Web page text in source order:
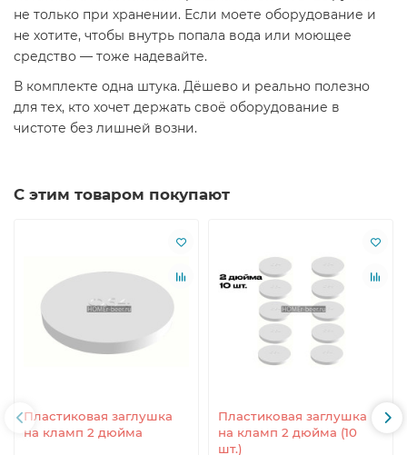
не только при хранении. Если моете оборудование и
не хотите, чтобы внутрь попала вода или моющее
средство — тоже надевайте.
В комплекте одна штука. Дёшево и реально полезно
для тех, кто хочет держать своё оборудование в
чистоте без лишней возни.
С этим товаром покупают
Пластиковая заглушка
на кламп 2 дюйма
Пластиковая заглушка
на кламп 2 дюйма (10
шт.)